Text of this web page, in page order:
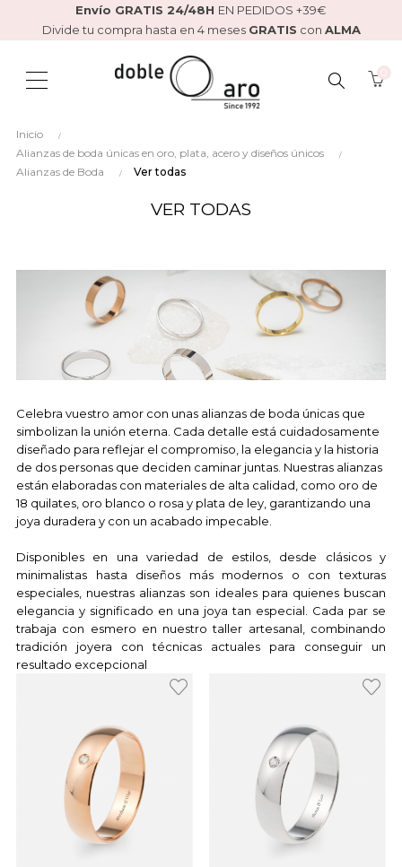
Envío GRATIS 24/48H EN PEDIDOS +39€
Divide tu compra hasta en 4 meses GRATIS con ALMA
BUSCAR
Inicio
Alianzas de boda únicas en oro, plata, acero y diseños únicos
Alianzas de Boda
Ver todas
VER TODAS
Celebra vuestro amor con unas alianzas de boda únicas que
simbolizan la unión eterna. Cada detalle está cuidadosamente
diseñado para reflejar el compromiso, la elegancia y la historia
de dos personas que deciden caminar juntas. Nuestras alianzas
están elaboradas con materiales de alta calidad, como oro de
18 quilates, oro blanco o rosa y plata de ley, garantizando una
joya duradera y con un acabado impecable.
Disponibles en una variedad de estilos, desde clásicos y
minimalistas hasta diseños más modernos o con texturas
especiales, nuestras alianzas son ideales para quienes buscan
elegancia y significado en una joya tan especial. Cada par se
trabaja con esmero en nuestro taller artesanal, combinando
tradición joyera con técnicas actuales para conseguir un
resultado excepcional